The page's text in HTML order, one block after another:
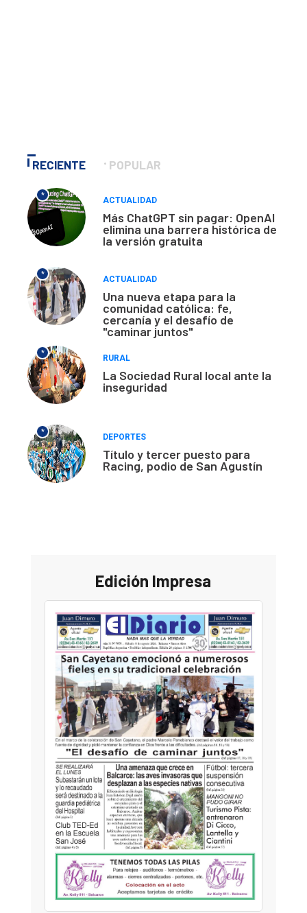
RECIENTE POPULAR
*
ACTUALIDAD
Más ChatGPT sin pagar: OpenAI
elimina una barrera histórica de
la versión gratuita
*
ACTUALIDAD
Una nueva etapa para la
comunidad católica: fe,
cercanía y el desafío de
"caminar juntos"
*
RURAL
La Sociedad Rural local ante la
inseguridad
*
DEPORTES
Título y tercer puesto para
Racing, podio de San Agustín
Edición Impresa